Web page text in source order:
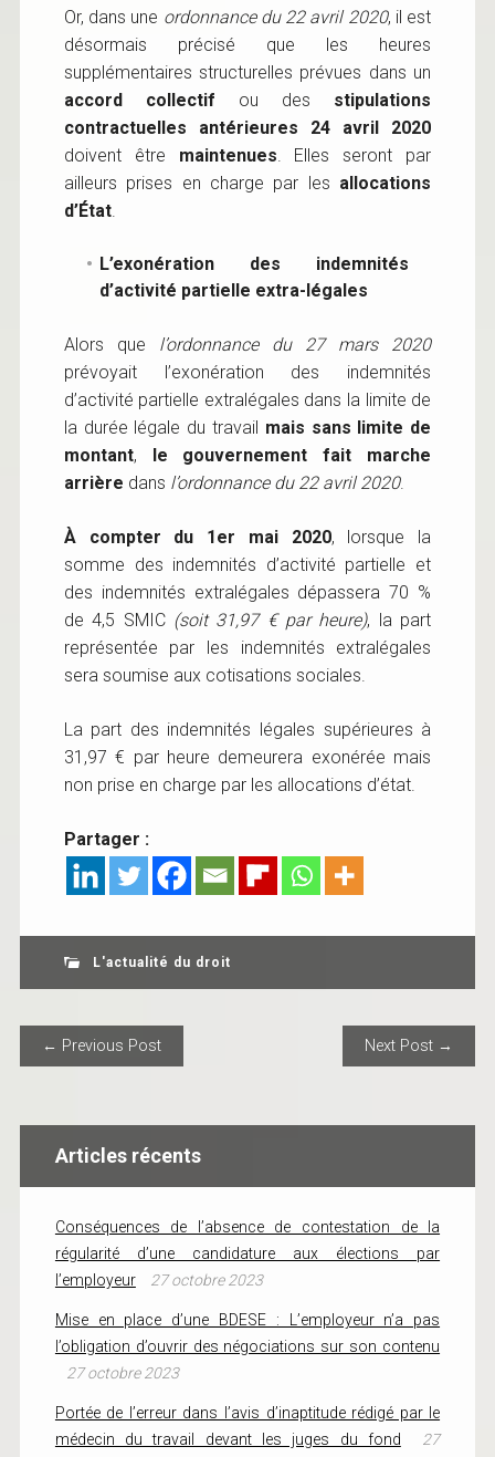
Or, dans une ordonnance du 22 avril 2020, il est
désormais précisé que les heures
supplémentaires structurelles prévues dans un
accord collectif ou des stipulations
contractuelles antérieures 24 avril 2020
doivent être maintenues. Elles seront par
ailleurs prises en charge par les allocations
d’État.
L’exonération des indemnités
d’activité partielle extra-légales
Alors que l’ordonnance du 27 mars 2020
prévoyait l’exonération des indemnités
d’activité partielle extralégales dans la limite de
la durée légale du travail mais sans limite de
montant, le gouvernement fait marche
arrière dans l’ordonnance du 22 avril 2020.
À compter du 1er mai 2020, lorsque la
somme des indemnités d’activité partielle et
des indemnités extralégales dépassera 70 %
de 4,5 SMIC (soit 31,97 € par heure), la part
représentée par les indemnités extralégales
sera soumise aux cotisations sociales.
La part des indemnités légales supérieures à
31,97 € par heure demeurera exonérée mais
non prise en charge par les allocations d’état.
Partager :
L'actualité du droit
POST NAVIGATION
← Previous Post Next Post →
Articles récents
Conséquences de l’absence de contestation de la
régularité d’une candidature aux élections par
l’employeur
27 octobre 2023
Mise en place d’une BDESE : L’employeur n’a pas
l’obligation d’ouvrir des négociations sur son contenu
27 octobre 2023
Portée de l’erreur dans l’avis d’inaptitude rédigé par le
médecin du travail devant les juges du fond
27